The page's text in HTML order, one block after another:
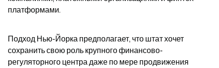
платформами.
Подход Нью-Йорка предполагает, что штат хочет
сохранить свою роль крупного финансово-
регуляторного центра даже по мере продвижения